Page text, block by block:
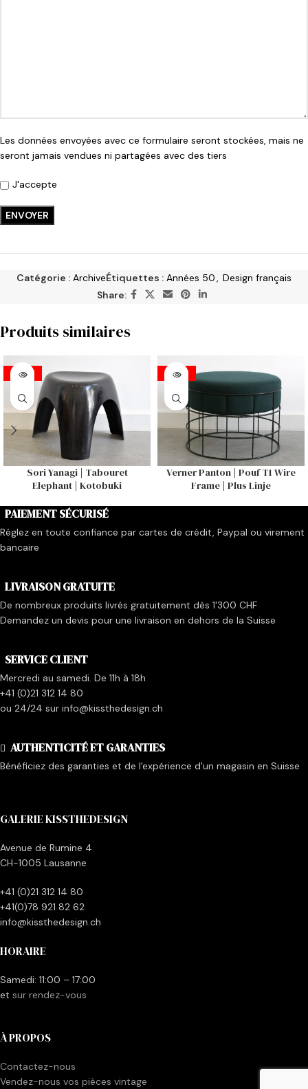
Les données envoyées avec ce formulaire seront stockées, mais ne
seront jamais vendues ni partagées avec des tiers
J'accepte
Catégorie : ArchiveÉtiquettes : Années 50, Design français
Share:
Produits similaires
VENDU
Sori Yanagi | Tabouret
Elephant | Kotobuki
VENDU
Verner Panton | Pouf T1 Wire
Frame | Plus Linje
PAIEMENT SÉCURISÉ
Réglez en toute confiance par cartes de crédit, Paypal ou virement
bancaire
LIVRAISON GRATUITE
De nombreux produits livrés gratuitement dès 1'300 CHF
Demandez un devis pour une livraison en dehors de la Suisse
SERVICE CLIENT
Mercredi au samedi. De 11h à 18h
+41 (0)21 312 14 80
ou 24/24 sur info@kissthedesign.ch
AUTHENTICITÉ ET GARANTIES
Bénéficiez des garanties et de l'expérience d'un magasin en Suisse
GALERIE KISSTHEDESIGN
Avenue de Rumine 4
CH-1005 Lausanne
+41 (0)21 312 14 80
+41(0)78 921 82 62
info@kissthedesign.ch
HORAIRE
Samedi: 11:00 – 17:00
et sur rendez-vous
À PROPOS
Contactez-nous
Vendez-nous vos pièces vintage